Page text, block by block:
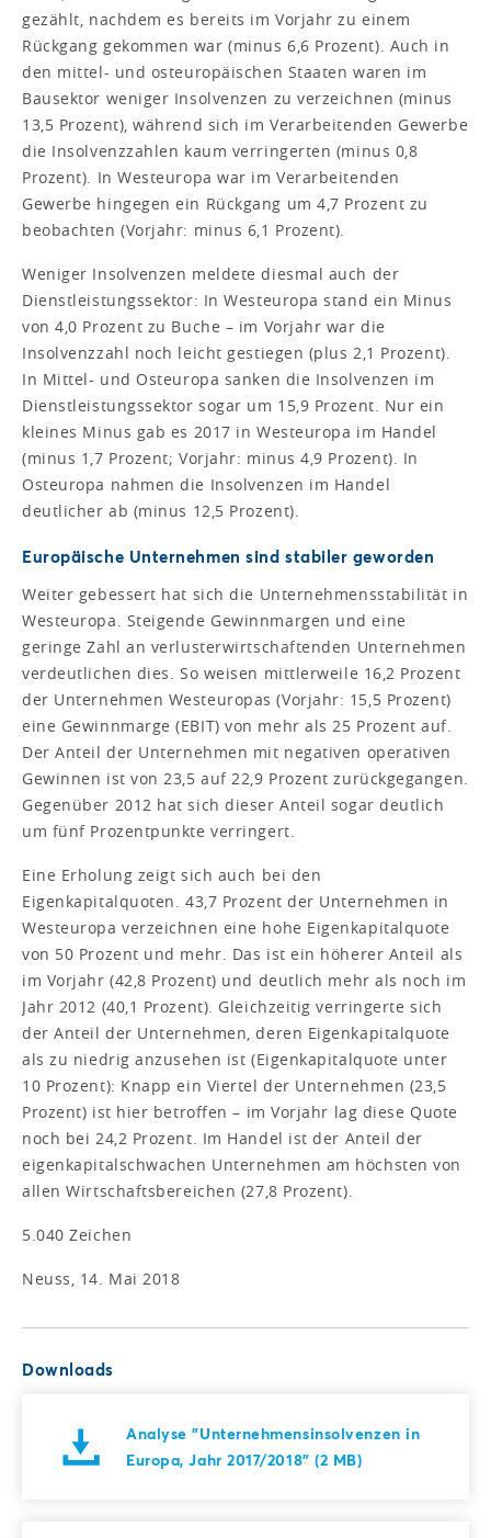
gezählt, nachdem es bereits im Vorjahr zu einem
Rückgang gekommen war (minus 6,6 Prozent). Auch in
den mittel- und osteuropäischen Staaten waren im
Bausektor weniger Insolvenzen zu verzeichnen (minus
13,5 Prozent), während sich im Verarbeitenden Gewerbe
die Insolvenzzahlen kaum verringerten (minus 0,8
Prozent). In Westeuropa war im Verarbeitenden
Gewerbe hingegen ein Rückgang um 4,7 Prozent zu
beobachten (Vorjahr: minus 6,1 Prozent).
Weniger Insolvenzen meldete diesmal auch der
Dienstleistungssektor: In Westeuropa stand ein Minus
von 4,0 Prozent zu Buche – im Vorjahr war die
Insolvenzzahl noch leicht gestiegen (plus 2,1 Prozent).
In Mittel- und Osteuropa sanken die Insolvenzen im
Dienstleistungssektor sogar um 15,9 Prozent. Nur ein
kleines Minus gab es 2017 in Westeuropa im Handel
(minus 1,7 Prozent; Vorjahr: minus 4,9 Prozent). In
Osteuropa nahmen die Insolvenzen im Handel
deutlicher ab (minus 12,5 Prozent).
Europäische Unternehmen sind stabiler geworden
Weiter gebessert hat sich die Unternehmensstabilität in
Westeuropa. Steigende Gewinnmargen und eine
geringe Zahl an verlusterwirtschaftenden Unternehmen
verdeutlichen dies. So weisen mittlerweile 16,2 Prozent
der Unternehmen Westeuropas (Vorjahr: 15,5 Prozent)
eine Gewinnmarge (EBIT) von mehr als 25 Prozent auf.
Der Anteil der Unternehmen mit negativen operativen
Gewinnen ist von 23,5 auf 22,9 Prozent zurückgegangen.
Gegenüber 2012 hat sich dieser Anteil sogar deutlich
um fünf Prozentpunkte verringert.
Eine Erholung zeigt sich auch bei den
Eigenkapitalquoten. 43,7 Prozent der Unternehmen in
Westeuropa verzeichnen eine hohe Eigenkapitalquote
von 50 Prozent und mehr. Das ist ein höherer Anteil als
im Vorjahr (42,8 Prozent) und deutlich mehr als noch im
Jahr 2012 (40,1 Prozent). Gleichzeitig verringerte sich
der Anteil der Unternehmen, deren Eigenkapitalquote
als zu niedrig anzusehen ist (Eigenkapitalquote unter
10 Prozent): Knapp ein Viertel der Unternehmen (23,5
Prozent) ist hier betroffen – im Vorjahr lag diese Quote
noch bei 24,2 Prozent. Im Handel ist der Anteil der
eigenkapitalschwachen Unternehmen am höchsten von
allen Wirtschaftsbereichen (27,8 Prozent).
5.040 Zeichen
Neuss, 14. Mai 2018
Downloads
Analyse "Unternehmensinsolvenzen in
Europa, Jahr 2017/2018" (2 MB)